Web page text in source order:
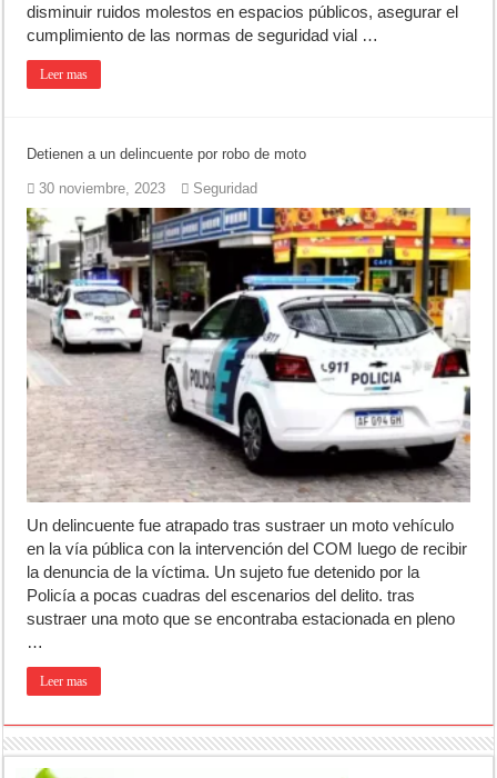
disminuir ruidos molestos en espacios públicos, asegurar el
cumplimiento de las normas de seguridad vial …
Leer mas
Detienen a un delincuente por robo de moto
30 noviembre, 2023 Seguridad
Un delincuente fue atrapado tras sustraer un moto vehículo
en la vía pública con la intervención del COM luego de recibir
la denuncia de la víctima. Un sujeto fue detenido por la
Policía a pocas cuadras del escenarios del delito. tras
sustraer una moto que se encontraba estacionada en pleno
…
Leer mas